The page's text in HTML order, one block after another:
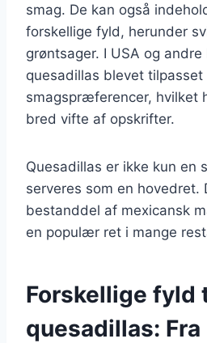
smag. De kan også
forskellige fyld, herunder
grøntsager. I USA og andre
quesadillas blevet tilpasset
smagspræferencer, hvilket
bred vifte af opskrifter.
Quesadillas er ikke kun en
serveres som en hovedret.
bestanddel af mexicansk
en populær ret i mange
Forskellige fyld
quesadillas: